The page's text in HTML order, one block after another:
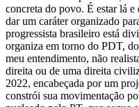
concreta do povo. É estar lá
dar um caráter organizado
progressista brasileiro está
organiza em torno do PDT,
meu entendimento, não
direita ou de uma direita
2022, encabeçada por um
constrói sua movimentação